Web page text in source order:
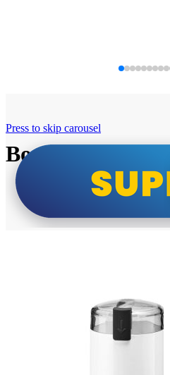
Bosch super cene
Press to skip carousel